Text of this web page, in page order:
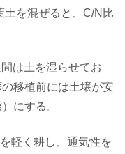
土を混ぜると、C/N比
は土を湿らせてお
移植前には土壌が安
にする。
軽く耕し、通気性を